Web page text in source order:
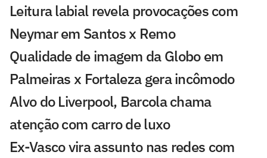
Leitura labial revela provocações com
Neymar em Santos x Remo
Qualidade de imagem da Globo em
Palmeiras x Fortaleza gera incômodo
Alvo do Liverpool, Barcola chama
atenção com carro de luxo
Ex-Vasco vira assunto nas redes com